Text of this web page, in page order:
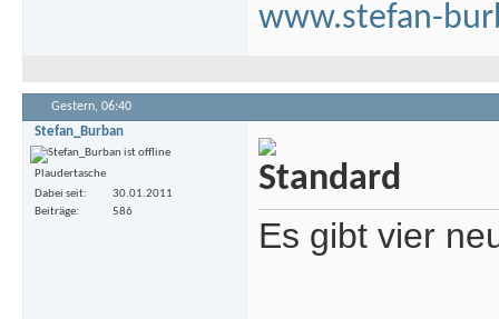
www.stefan-
Gestern, 06:40
Stefan_Burban
Plaudertasche
Dabei seit
30.01.2011
Beiträge
586
Es gibt vier